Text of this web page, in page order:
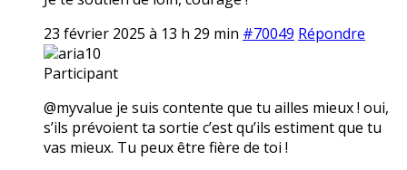
23 février 2025 à 13 h 29 min #70049 Répondre
aria10
Participant
@myvalue je suis contente que tu ailles mieux ! oui,
s’ils prévoient ta sortie c’est qu’ils estiment que tu
vas mieux. Tu peux être fière de toi !